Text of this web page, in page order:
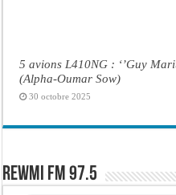
5 avions L410NG : ‘’Guy
(Alpha-Oumar Sow)
30 octobre 2025
Rewmi FM 97.5